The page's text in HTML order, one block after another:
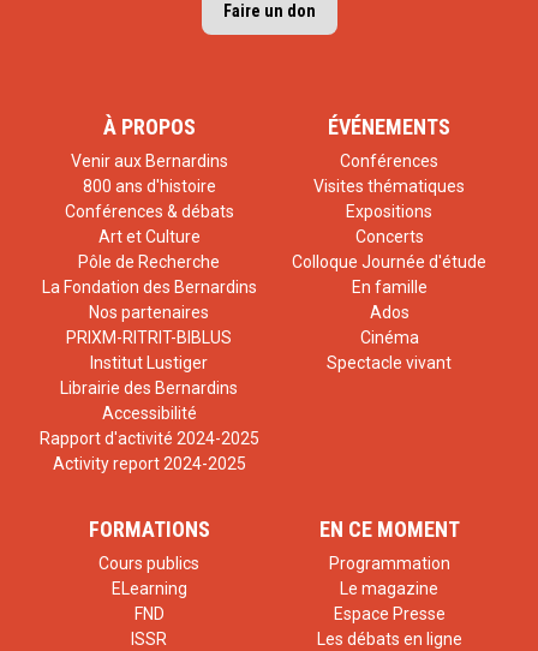
Faire un don
À PROPOS
Venir aux Bernardins
800 ans d'histoire
Conférences & débats
Art et Culture
Pôle de Recherche
La Fondation des Bernardins
Nos partenaires
PRIXM-RITRIT-BIBLUS
Institut Lustiger
Librairie des Bernardins
Accessibilité
Rapport d'activité 2024-2025
Activity report 2024-2025
ÉVÉNEMENTS
Conférences
Visites thématiques
Expositions
Concerts
Colloque Journée d'étude
En famille
Ados
Cinéma
Spectacle vivant
FORMATIONS
Cours publics
ELearning
FND
ISSR
EN CE MOMENT
Programmation
Le magazine
Espace Presse
Les débats en ligne